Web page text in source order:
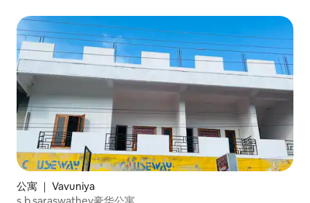
公寓 ｜ Vavuniya
s.b saraswathey豪华公寓